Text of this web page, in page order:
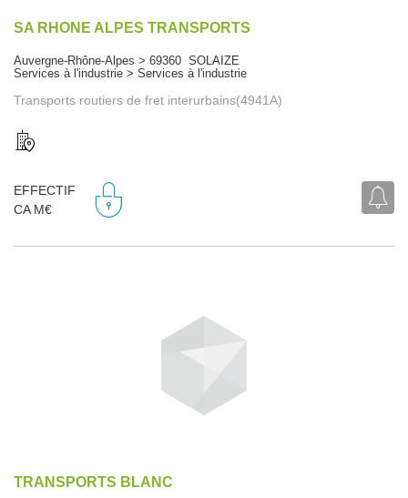
SA RHONE ALPES TRANSPORTS
Auvergne-Rhône-Alpes > 69360 SOLAIZE
Services à l'industrie > Services à l'industrie
Transports routiers de fret interurbains(4941A)
EFFECTIF
CA M€
TRANSPORTS BLANC